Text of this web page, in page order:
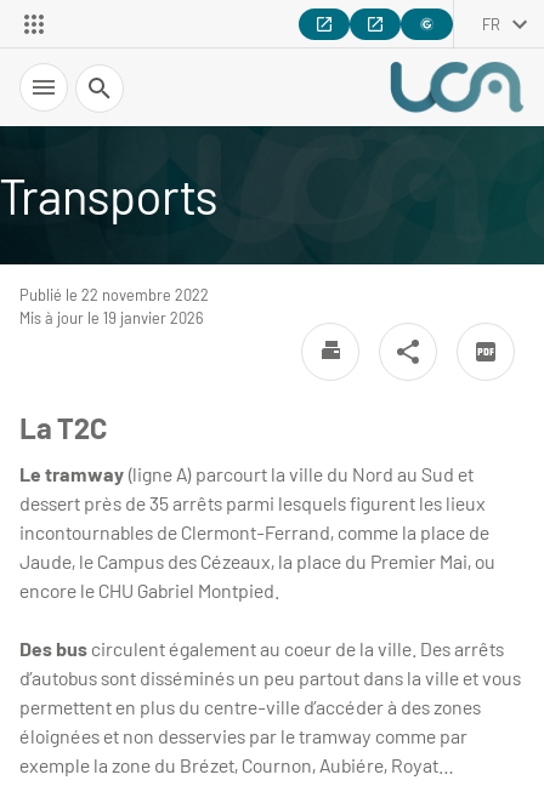
FR
Recherche
Transports
Publié le 22 novembre 2022
Mis à jour le 19 janvier 2026
La T2C
Le tramway (ligne A) parcourt la ville du Nord au Sud et
dessert près de 35 arrêts parmi lesquels figurent les lieux
incontournables de Clermont-Ferrand, comme la place de
Jaude, le Campus des Cézeaux, la place du Premier Mai, ou
encore le CHU Gabriel Montpied.
Des bus circulent également au coeur de la ville. Des arrêts
d’autobus sont disséminés un peu partout dans la ville et vous
permettent en plus du centre-ville d’accéder à des zones
éloignées et non desservies par le tramway comme par
exemple la zone du Brézet, Cournon, Aubiére, Royat…